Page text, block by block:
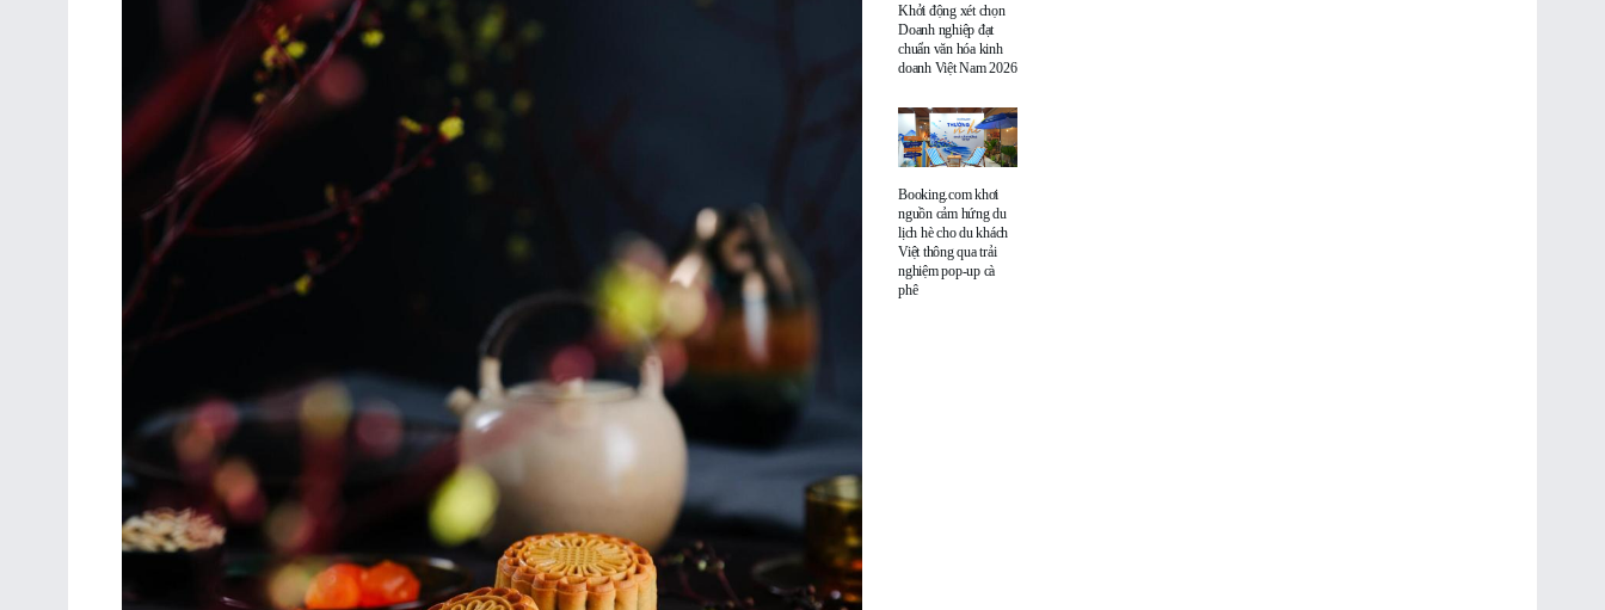
Khởi động xét chọn
Doanh nghiệp đạt
chuẩn văn hóa kinh
doanh Việt Nam 2026
Booking.com khơi
nguồn cảm hứng du
lịch hè cho du khách
Việt thông qua trải
nghiệm pop-up cà
phê